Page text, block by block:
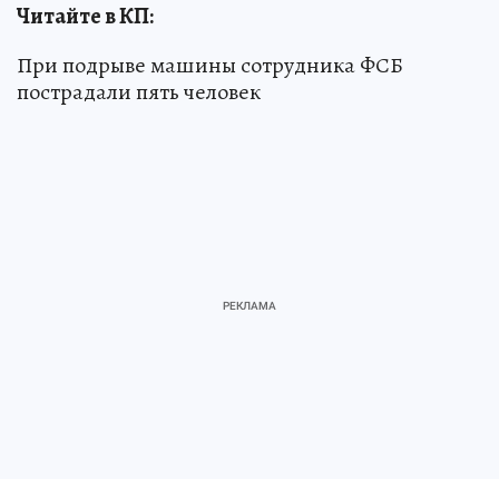
Читайте в КП:
При подрыве машины сотрудника ФСБ
пострадали пять человек